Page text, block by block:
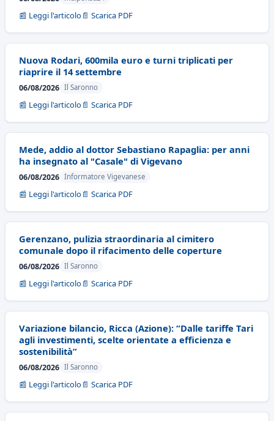
📰 Leggi l'articolo 📄 Scarica PDF
Nuova Rodari, 600mila euro e turni triplicati per
riaprire il 14 settembre
06/08/2026 Il Saronno
📰 Leggi l'articolo 📄 Scarica PDF
Mede, addio al dottor Sebastiano Rapaglia: per anni
ha insegnato al "Casale" di Vigevano
06/08/2026 Informatore Vigevanese
📰 Leggi l'articolo 📄 Scarica PDF
Gerenzano, pulizia straordinaria al cimitero
comunale dopo il rifacimento delle coperture
06/08/2026 Il Saronno
📰 Leggi l'articolo 📄 Scarica PDF
Variazione bilancio, Ricca (Azione): “Dalle tariffe Tari
agli investimenti, scelte orientate a efficienza e
sostenibilità”
06/08/2026 Il Saronno
📰 Leggi l'articolo 📄 Scarica PDF